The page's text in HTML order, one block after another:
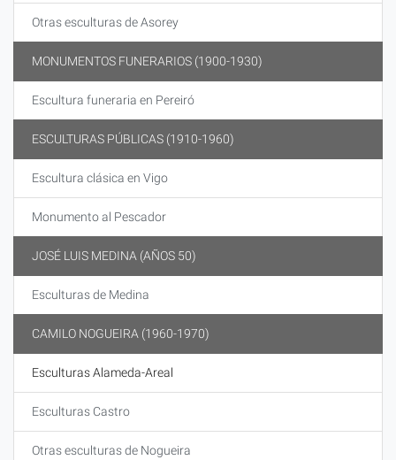
Otras esculturas de Asorey
MONUMENTOS FUNERARIOS (1900-1930)
Escultura funeraria en Pereiró
ESCULTURAS PÚBLICAS (1910-1960)
Escultura clásica en Vigo
Monumento al Pescador
JOSÉ LUIS MEDINA (AÑOS 50)
Esculturas de Medina
CAMILO NOGUEIRA (1960-1970)
Esculturas Alameda-Areal
Esculturas Castro
Otras esculturas de Nogueira